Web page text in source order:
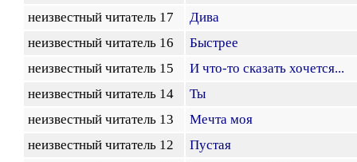
неизвестный читатель 17
Дива
неизвестный читатель 16
Быстрее
неизвестный читатель 15
И что-то сказать хочется...
неизвестный читатель 14
Ты
неизвестный читатель 13
Мечта моя
неизвестный читатель 12
Пустая